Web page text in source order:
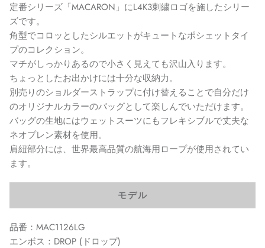
定番シリーズ「MACARON」にL4K3刺繍ロゴを施したシリー
ズです。
角型でコロッとしたシルエットがキュートなポシェットタイ
プのコレクション。
マチがしっかりあるので小さく見えても沢山入ります。
ちょっとしたお出かけには十分な収納力。
別売りのショルダーストラップに付け替えることで自分だけ
のオリジナルカラーのバッグとして楽しんでいただけます。
バッグの生地にはウェットスーツにもフレキシブルで丈夫な
ネオプレン素材を使用。
肩紐部分には、世界最高品質の航海用ロープが使用されてい
ます。
モデル
品番：MAC1126LG
エンボス：DROP (ドロップ)